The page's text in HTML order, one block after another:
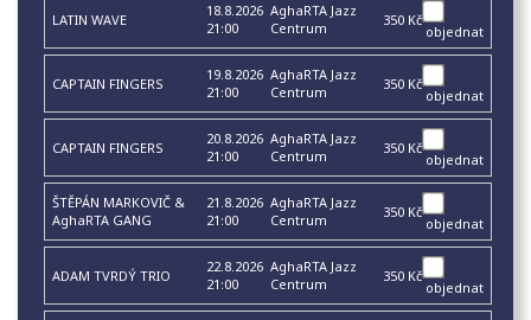
LATIN WAVE
18.8.2026
21:00
AghaRTA Jazz
Centrum
350 Kč
objednat
CAPTAIN FINGERS
19.8.2026
21:00
AghaRTA Jazz
Centrum
350 Kč
objednat
CAPTAIN FINGERS
20.8.2026
21:00
AghaRTA Jazz
Centrum
350 Kč
objednat
ŠTĚPÁN MARKOVIČ &
AghaRTA GANG
21.8.2026
21:00
AghaRTA Jazz
Centrum
350 Kč
objednat
ADAM TVRDÝ TRIO
22.8.2026
21:00
AghaRTA Jazz
Centrum
350 Kč
objednat